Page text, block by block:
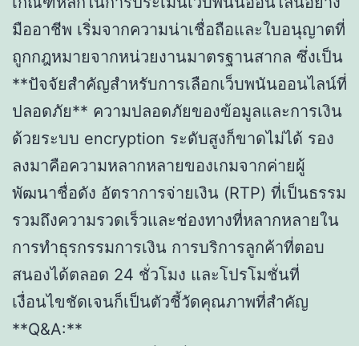
มืออาชีพ เริ่มจากความน่าเชื่อถือและใบอนุญาตที่
ถูกกฎหมายจากหน่วยงานมาตรฐานสากล ซึ่งเป็น
**ปัจจัยสำคัญสำหรับการเลือกเว็บพนันออนไลน์ที่
ปลอดภัย** ความปลอดภัยของข้อมูลและการเงิน
ด้วยระบบ encryption ระดับสูงก็ขาดไม่ได้ รอง
ลงมาคือความหลากหลายของเกมจากค่ายผู้
พัฒนาชื่อดัง อัตราการจ่ายเงิน (RTP) ที่เป็นธรรม
รวมถึงความรวดเร็วและช่องทางที่หลากหลายใน
การทำธุรกรรมการเงิน การบริการลูกค้าที่ตอบ
สนองได้ตลอด 24 ชั่วโมง และโปรโมชั่นที่
เงื่อนไขชัดเจนก็เป็นตัวชี้วัดคุณภาพที่สำคัญ
**Q&A:**